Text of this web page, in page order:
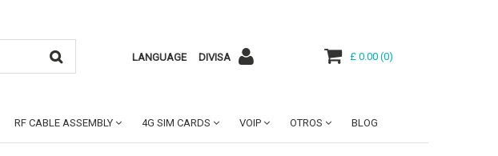
LANGUAGE DIVISA £ 0.00 (0)
RF CABLE ASSEMBLY 4G SIM CARDS VOIP OTROS BLOG